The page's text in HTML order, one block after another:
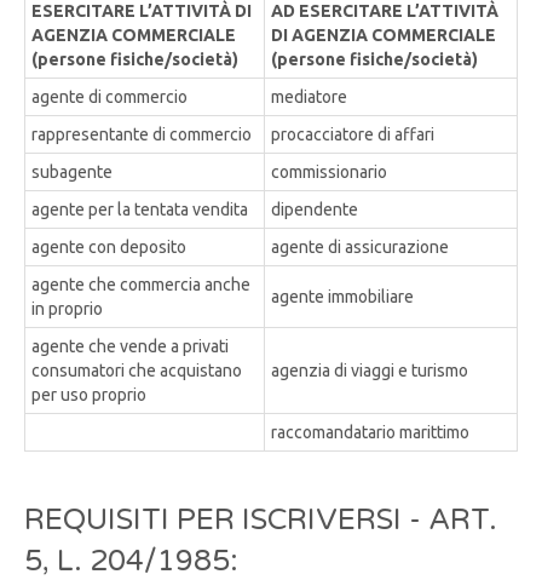
ESERCITARE L’ATTIVITÀ DI
AGENZIA COMMERCIALE
(persone fisiche/società)
AD ESERCITARE L’ATTIVITÀ
DI AGENZIA COMMERCIALE
(persone fisiche/società)
agente di commercio
mediatore
rappresentante di commercio
procacciatore di affari
subagente
commissionario
agente per la tentata vendita
dipendente
agente con deposito
agente di assicurazione
agente che commercia anche
in proprio
agente immobiliare
agente che vende a privati
consumatori che acquistano
per uso proprio
agenzia di viaggi e turismo
raccomandatario marittimo
REQUISITI PER ISCRIVERSI - ART.
5, L. 204/1985: